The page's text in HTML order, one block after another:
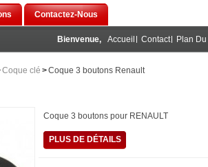
Contactez-Nous
Bienvenue, Accueil Contact Plan Du
Coque clé >Coque 3 boutons Renault
Coque 3 boutons pour RENAULT
PLUS DE DÉTAILS